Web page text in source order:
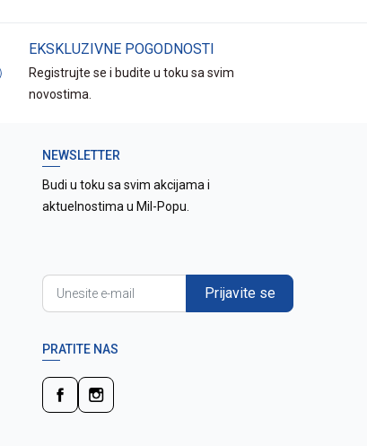
EKSKLUZIVNE POGODNOSTI
Registrujte se i budite u toku sa svim
novostima.
NEWSLETTER
Budi u toku sa svim akcijama i
aktuelnostima u Mil-Popu.
Prijavite se
PRATITE NAS